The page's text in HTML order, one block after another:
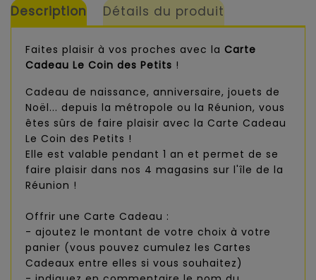
Description Détails du produit
Faites plaisir à vos proches avec la Carte
Cadeau Le Coin des Petits !
Cadeau de naissance, anniversaire, jouets de
Noël... depuis la métropole ou la Réunion, vous
êtes sûrs de faire plaisir avec la Carte Cadeau
Le Coin des Petits !
Elle est valable pendant 1 an et permet de se
faire plaisir dans nos 4 magasins sur l'île de la
Réunion !
Offrir une Carte Cadeau :
- ajoutez le montant de votre choix à votre
panier (vous pouvez cumulez les Cartes
Cadeaux entre elles si vous souhaitez)